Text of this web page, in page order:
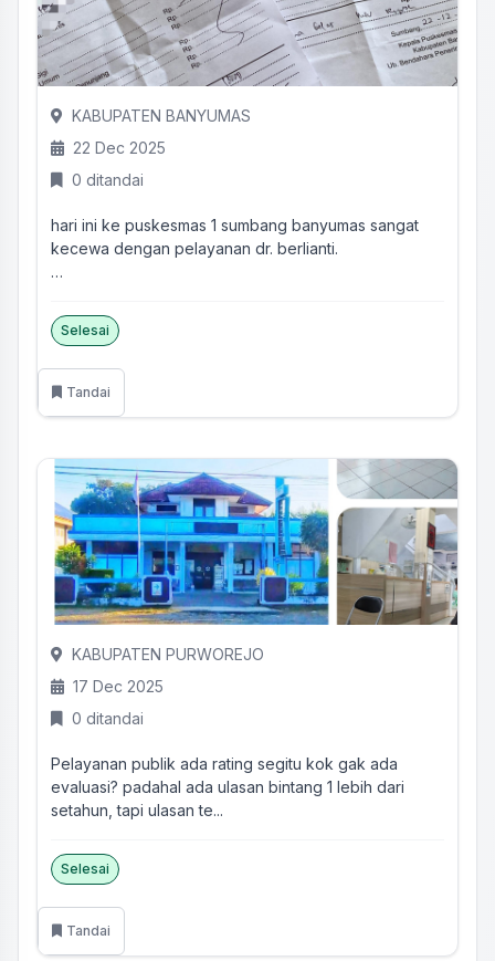
KABUPATEN BANYUMAS
22 Dec 2025
0 ditandai
hari ini ke puskesmas 1 sumbang banyumas sangat
kecewa dengan pelayanan dr. berlianti.
baru kali ini saya me...
Selesai
Tandai
KABUPATEN PURWOREJO
17 Dec 2025
0 ditandai
Pelayanan publik ada rating segitu kok gak ada
evaluasi? padahal ada ulasan bintang 1 lebih dari
setahun, tapi ulasan te...
Selesai
Tandai